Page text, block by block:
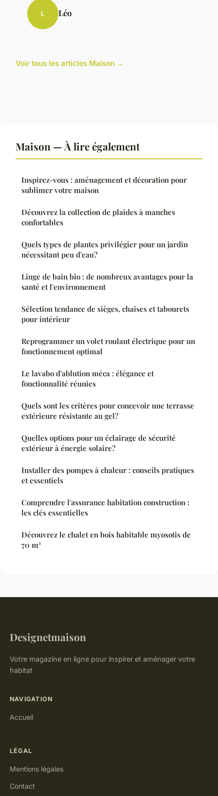
L Léo
Voir tous les articles Maison →
Maison — À lire également
Inspirez-vous : aménagement et décoration pour
sublimer votre maison
Découvrez la collection de plaides à manches
confortables
Quels types de plantes privilégier pour un jardin
nécessitant peu d'eau?
Linge de bain bio : de nombreux avantages pour la
santé et l'environnement
Sélection tendance de sièges, chaises et tabourets
pour intérieur
Reprogrammer un volet roulant électrique pour un
fonctionnement optimal
Le lavabo d'ablution méca : élégance et
fonctionnalité réunies
Quels sont les critères pour concevoir une terrasse
extérieure résistante au gel?
Quelles options pour un éclairage de sécurité
extérieur à énergie solaire?
Installer des pompes à chaleur : conseils pratiques
et essentiels
Comprendre l'assurance habitation construction :
les clés essentielles
Découvrez le chalet en bois habitable myosotis de
70 m²
Designetmaison
Votre magazine en ligne pour inspirer et aménager votre
habitat
NAVIGATION
Accueil
LÉGAL
Mentions légales
Contact